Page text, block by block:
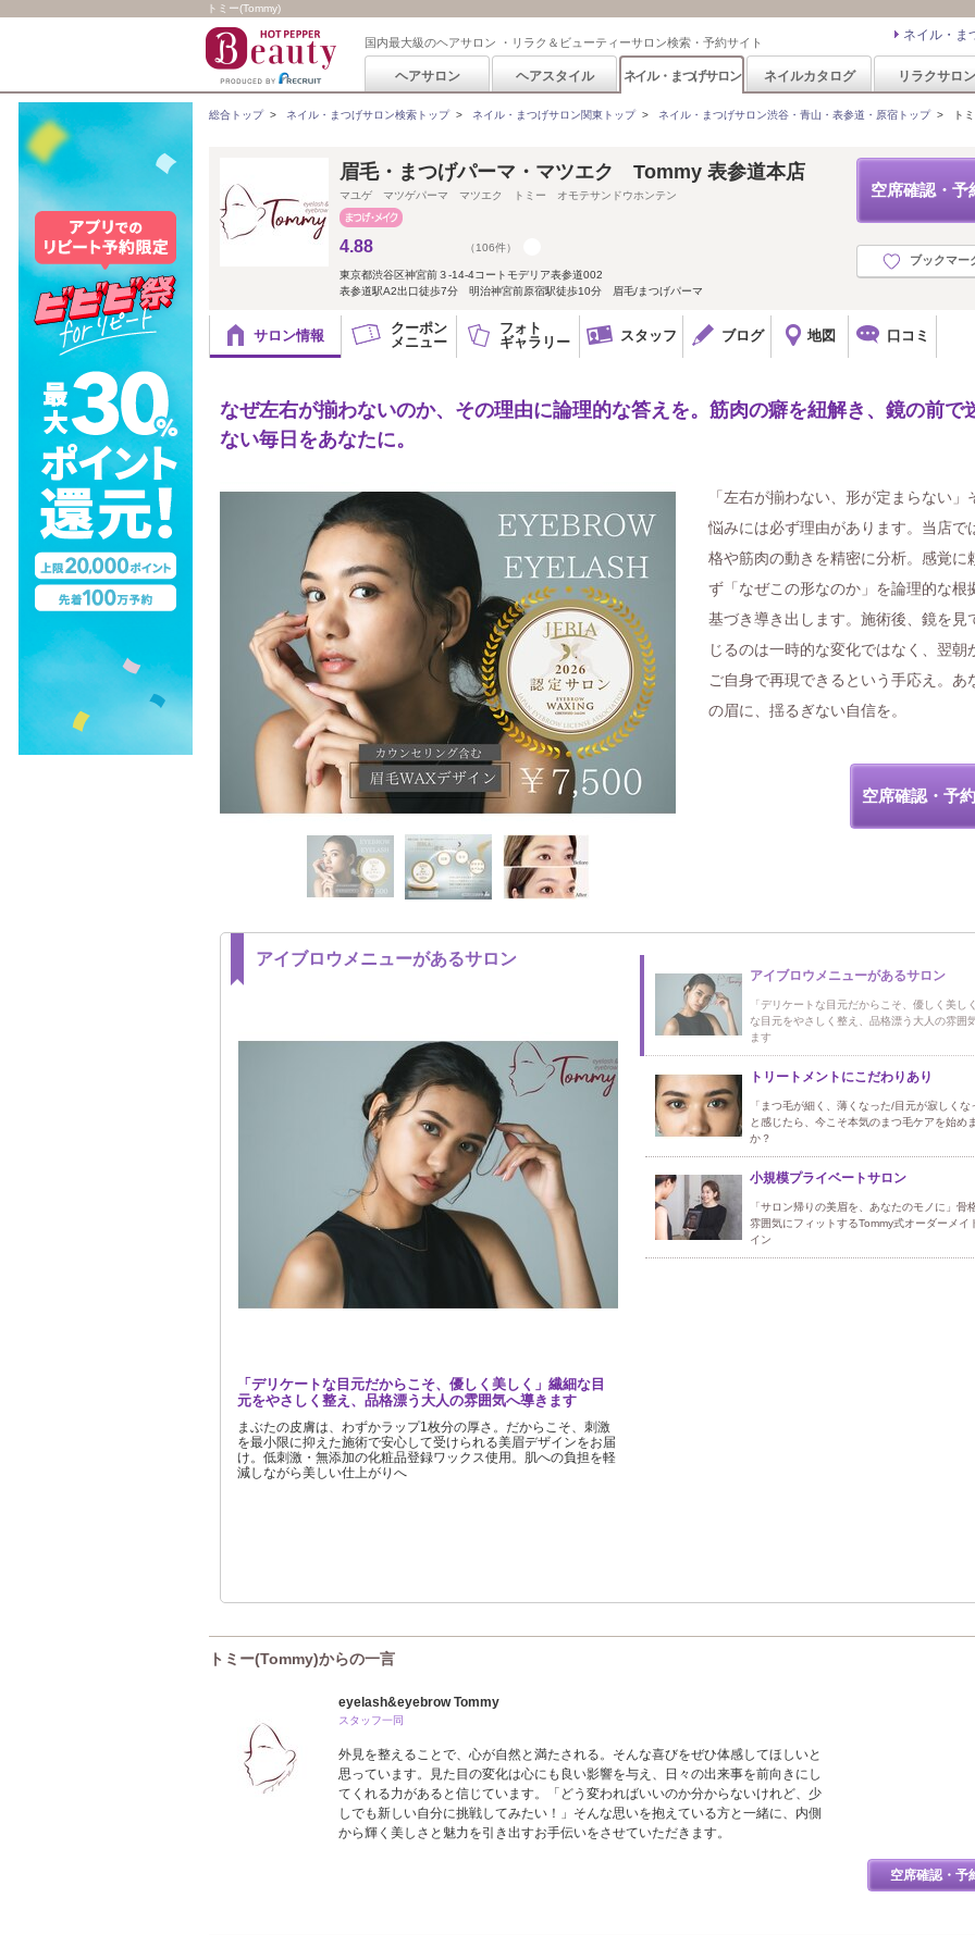
トミー(Tommy)
国内最大級のヘアサロン ・リラク＆ビューティーサロン検索・予約サイト ネイル・ま
ヘアサロン ヘアスタイル ネイル・まつげサロン ネイルカタログ リラクサロン
総合トップ> ネイル・まつげサロン検索トップ> ネイル・まつげサロン関東トップ> ネイル・まつげサロン渋谷・青山・表参道・原宿トップ> ト
空席確認・予
ブックマー
眉毛・まつげパーマ・マツエク Tommy 表参道本店
マユゲ マツゲパーマ マツエク トミー オモテサンドウホンテン
4.88 （106件）
東京都渋谷区神宮前３-14-4コートモデリア表参道002
表参道駅A2出口徒歩7分 明治神宮前原宿駅徒歩10分 眉毛/まつげパーマ
サロン情報
クーポン
メニュー
フォト
ギャラリー
スタッフ ブログ 地図 口コミ
なぜ左右が揃わないのか、その理由に論理的な答えを。筋肉の癖を紐解き、鏡の前で
ない毎日をあなたに。
「左右が揃わない、形が定まらない」
悩みには必ず理由があります。当店で
格や筋肉の動きを精密に分析。感覚に
ず「なぜこの形なのか」を論理的な根
基づき導き出します。施術後、鏡を見
じるのは一時的な変化ではなく、翌朝
ご自身で再現できるという手応え。あ
の眉に、揺るぎない自信を。
空席確認・予
アイブロウメニューがあるサロン
「デリケートな目元だからこそ、優しく美しく」繊細な目
元をやさしく整え、品格漂う大人の雰囲気へ導きます
まぶたの皮膚は、わずかラップ1枚分の厚さ。だからこそ、刺激
を最小限に抑えた施術で安心して受けられる美眉デザインをお届
け。低刺激・無添加の化粧品登録ワックス使用。肌への負担を軽
減しながら美しい仕上がりへ
アイブロウメニューがあるサロン
「デリケートな目元だからこそ、優しく美し
な目元をやさしく整え、品格漂う大人の雰囲
ます
トリートメントにこだわりあり
「まつ毛が細く、薄くなった/目元が寂しく
と感じたら、今こそ本気のまつ毛ケアを始め
か？
小規模プライベートサロン
「サロン帰りの美眉を、あなたのモノに」骨
雰囲気にフィットするTommy式オーダーメイ
イン
トミー(Tommy)からの一言
eyelash&eyebrow Tommy
スタッフ一同
外見を整えることで、心が自然と満たされる。そんな喜びをぜひ体感してほしいと
思っています。見た目の変化は心にも良い影響を与え、日々の出来事を前向きにし
てくれる力があると信じています。「どう変わればいいのか分からないけれど、少
しでも新しい自分に挑戦してみたい！」そんな思いを抱えている方と一緒に、内側
から輝く美しさと魅力を引き出すお手伝いをさせていただきます。
空席確認・予